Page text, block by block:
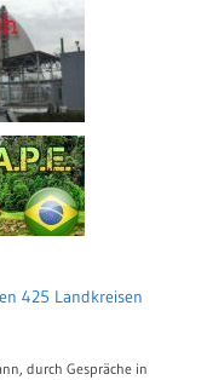
425 Landkreisen
durch Gespräche in